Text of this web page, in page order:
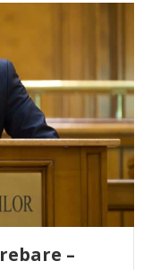
–